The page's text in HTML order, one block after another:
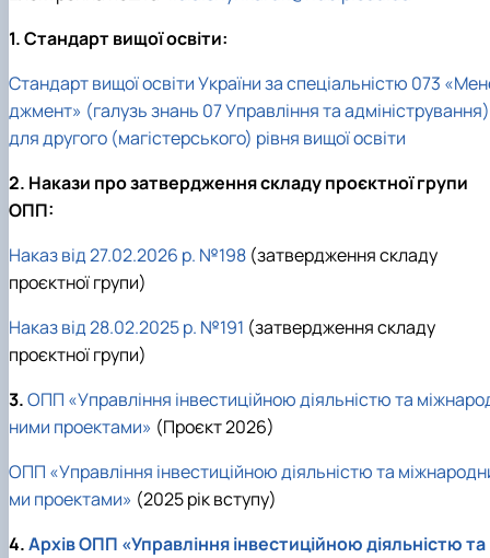
1. Стандарт вищої освіти:
Стандарт вищої освіти України за спеціальністю 073
джмент» (галузь знань 07 Управління та адміністрування)
для другого (магістерського) рівня вищої освіти
2. Накази про затвердження складу проєктної групи
ОПП:
Наказ від 27.02.2026 р. №198 (затвердження складу
проєктної групи)
Наказ від 28.02.2025 р. №191 (затвердження складу
проєктної групи)
3.ОПП «Управління інвестиційною діяльністю та
ними проектами» (Проєкт 2026)
ОПП «Управління інвестиційною діяльністю та
ми проектами» (2025 рік вступу)
4.Архів ОПП «Управління інвестиційною діяльністю та